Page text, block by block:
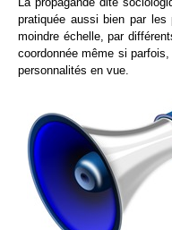
pratiquée aussi bien par les
moindre échelle, par
coordonnée même si
personnalités en vue.